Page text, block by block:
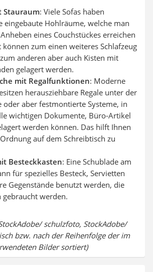
Stauraum: Viele Sofas haben
eingebaute Hohlräume, welche man
eines Couchstückes erreichen
können zum einen weiteres Schlafzeug
anderen aber auch Kisten mit
gelagert werden.
mit Regalfunktionen: Moderne
herausziehbare Regale unter der
oder aber festmontierte Systeme, in
wichtigen Dokumente, Büro-Artikel
werden können. Das hilft Ihnen
auf dem Schreibtisch zu
Besteckkasten: Eine Schublade am
für spezielles Besteck, Servietten
Gegenstände benutzt werden, die
gebraucht werden.
schulzfoto, StockAdobe/
bzw. nach der Reihenfolge der im
Bilder sortiert)